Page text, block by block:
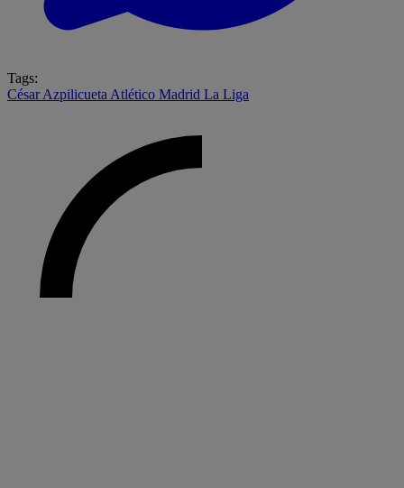
Tags:
César Azpilicueta Atlético Madrid La Liga